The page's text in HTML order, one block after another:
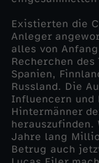
e
s
G
e
l
Existierten die
Anleger
alles von
Recherchen
Spanien,
Russland. Die
Influencern und
Hintermänner
herauszufinden.
Jahre lang
Betrug auch